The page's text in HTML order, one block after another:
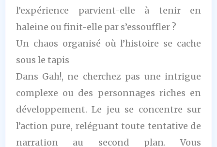
l’expérience parvient-elle à tenir en
haleine ou finit-elle par s’essouffler ?
Un chaos organisé où l’histoire se cache
sous le tapis
Dans Gah!, ne cherchez pas une intrigue
complexe ou des personnages riches en
développement. Le jeu se concentre sur
l’action pure, reléguant toute tentative de
narration au second plan. Vous